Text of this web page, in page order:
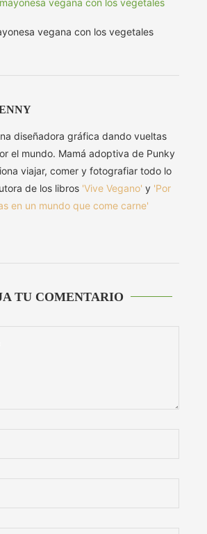
vegana con los vegetales
diseñadora gráfica dando vueltas
el mundo. Mamá adoptiva de Punky
viajar, comer y fotografiar todo lo
de los libros 'Vive Vegano' y 'Por
en un mundo que come carne'
TU COMENTARIO